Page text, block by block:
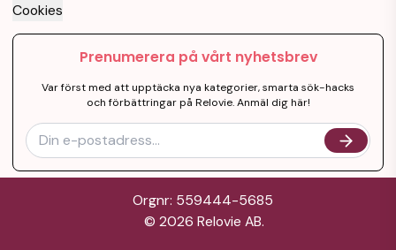
Cookies
Prenumerera på vårt nyhetsbrev
Var först med att upptäcka nya kategorier, smarta sök-hacks
och förbättringar på Relovie. Anmäl dig här!
Orgnr: 559444-5685
© 2026 Relovie AB.